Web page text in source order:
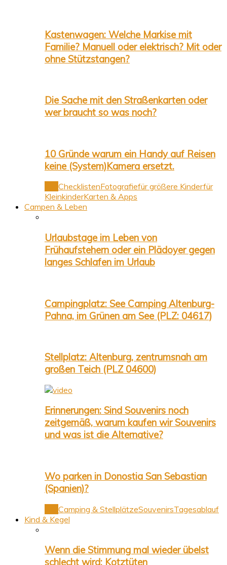
Kastenwagen: Welche Markise mit
Familie? Manuell oder elektrisch? Mit oder
ohne Stützstangen?
Die Sache mit den Straßenkarten oder
wer braucht so was noch?
10 Gründe warum ein Handy auf Reisen
keine (System)Kamera ersetzt.
ChecklistenFotografiefür größere Kinderfür
KleinkinderKarten & Apps
Campen & Leben
Urlaubstage im Leben von
Frühaufstehern oder ein Plädoyer gegen
langes Schlafen im Urlaub
Campingplatz: See Camping Altenburg-
Pahna, im Grünen am See (PLZ: 04617)
Stellplatz: Altenburg, zentrumsnah am
großen Teich (PLZ 04600)
Erinnerungen: Sind Souvenirs noch
zeitgemäß, warum kaufen wir Souvenirs
und was ist die Alternative?
Wo parken in Donostia San Sebastian
(Spanien)?
Camping & StellplätzeSouvenirsTagesablauf
Kind & Kegel
Wenn die Stimmung mal wieder übelst
schlecht wird: Kotztüten